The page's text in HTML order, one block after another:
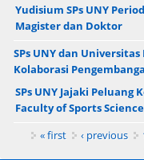
Yudisium SPs UNY
Magister dan Doktor
SPs UNY dan
Kolaborasi
SPs UNY Jajaki
Faculty of Sports
Pages« first ‹ previous